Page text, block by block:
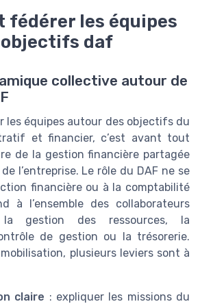
fédérer les équipes
daf
collective autour de
les équipes autour des objectifs du
et financier, c’est avant tout
de la gestion financière partagée
l’entreprise. Le rôle du DAF ne se
financière ou à la comptabilité
à l’ensemble des collaborateurs
la gestion des ressources, la
de gestion ou la trésorerie.
plusieurs leviers sont à
claire : expliquer les missions du